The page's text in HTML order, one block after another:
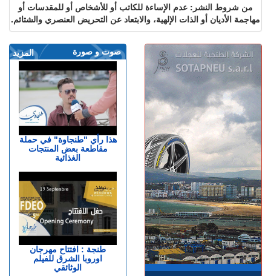
من شروط النشر: عدم الإساءة للكاتب أو للأشخاص أو للمقدسات أو
مهاجمة الأديان أو الذات الإلهية، والابتعاد عن التحريض العنصري والشتائم.
المزيد صوت و صورة
هذا رأي "طنجاوة" في حملة
مقاطعة بعض المنتجات
الغذائية
طنجة : افتتاح مهرجان
اوروبا الشرق للفيلم
الوثائقي